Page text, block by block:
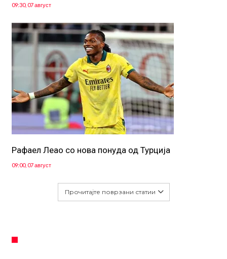
09:30, 07 август
Рафаел Леао со нова понуда од Турција
09:00, 07 август
Прочитајте поврзани статии